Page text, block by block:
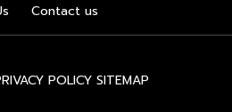
สำเร็จที่สะท้อนความมุ่งมั่นทุ่มเท
บอุตสาหกรรมนม พร้อมกล่าวเสริม
Group […]
Contact us
POLICY SITEMAP